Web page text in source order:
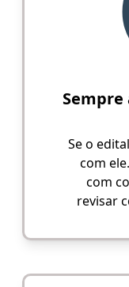
Se o
com
com
revisar